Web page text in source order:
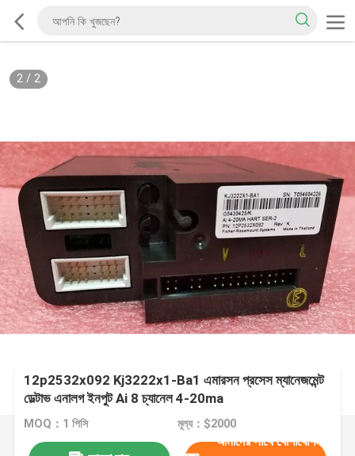
2/ 2
12p2532x092 Kj3222x1-Ba1 এমারসন প্রসেস ম্যানেজমেন্ট
ডেল্টাভ এনালগ ইনপুট Ai 8 চ্যানেল 4-20ma
MOQ：1 পিসি মূল্য：$2000
আমাদের সাথে যোগাযোগ